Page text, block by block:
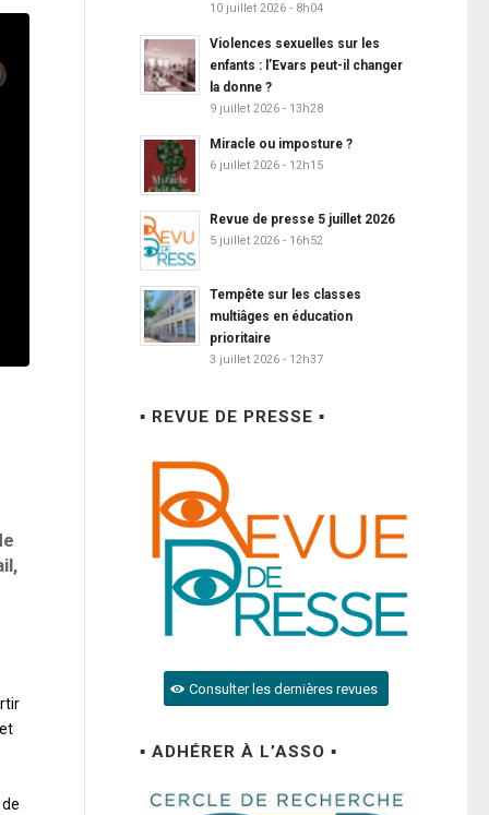
10 juillet 2026 - 8h04
Violences sexuelles sur les
enfants : l’Evars peut-il changer
la donne ?
9 juillet 2026 - 13h28
Miracle ou imposture ?
6 juillet 2026 - 12h15
Revue de presse 5 juillet 2026
5 juillet 2026 - 16h52
Tempête sur les classes
multiâges en éducation
prioritaire
3 juillet 2026 - 12h37
▪ REVUE DE PRESSE ▪
Consulter les dernières revues
▪ ADHÉRER À L’ASSO ▪